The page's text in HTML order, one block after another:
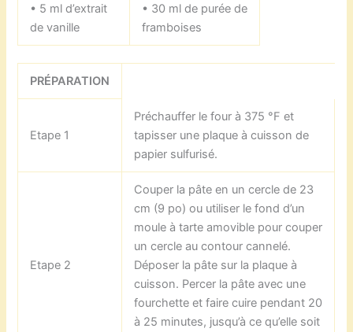
• 5 ml d’extrait
de vanille
• 30 ml de purée de
framboises
PRÉPARATION
Etape 1
Préchauffer le four à 375 °F et
tapisser une plaque à cuisson de
papier sulfurisé.
Etape 2
Couper la pâte en un cercle de 23
cm (9 po) ou utiliser le fond d’un
moule à tarte amovible pour couper
un cercle au contour cannelé.
Déposer la pâte sur la plaque à
cuisson. Percer la pâte avec une
fourchette et faire cuire pendant 20
à 25 minutes, jusqu’à ce qu’elle soit